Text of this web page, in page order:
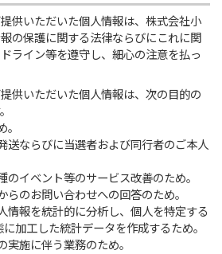
供いただいた個人情報は、株式会社小
の保護に関する法律ならびにこれに関
ライン等を遵守し、細心の注意を払っ
供いただいた個人情報は、次の目的の
送ならびに当選者および同行者のご本人
のイベント等のサービス改善のため。
らのお問い合わせへの回答のため。
情報を統計的に分析し、個人を特定する
加工した統計データを作成するため。
実施に伴う業務のため。